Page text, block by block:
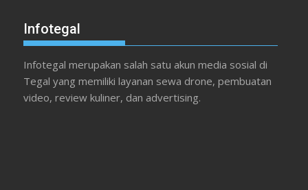
Infotegal
Infotegal merupakan salah satu akun media sosial di
Tegal yang memiliki layanan sewa drone, pembuatan
video, review kuliner, dan advertising.